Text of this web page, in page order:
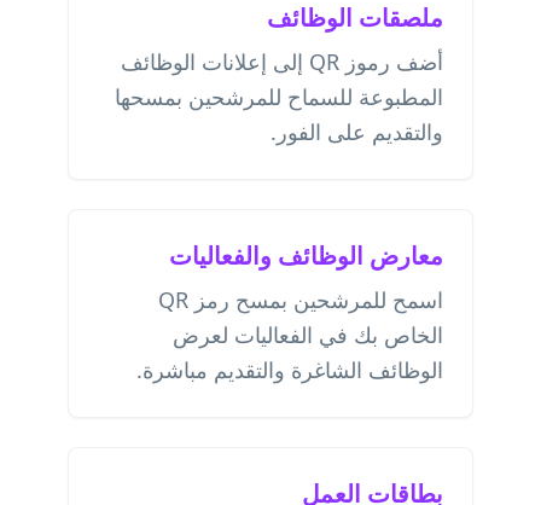
ملصقات الوظائف
أضف رموز QR إلى إعلانات الوظائف
المطبوعة للسماح للمرشحين بمسحها
والتقديم على الفور.
معارض الوظائف والفعاليات
اسمح للمرشحين بمسح رمز QR
الخاص بك في الفعاليات لعرض
الوظائف الشاغرة والتقديم مباشرة.
بطاقات العمل